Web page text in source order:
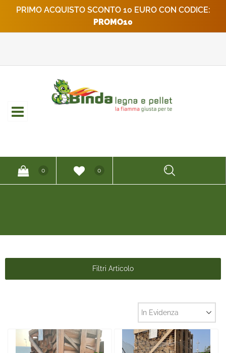
PRIMO ACQUISTO SCONTO 10 EURO CON CODICE:
PROMO10
0 0
Filtri Articolo